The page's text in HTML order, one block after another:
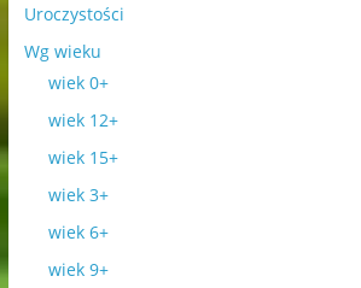
Uroczystości
Wg wieku
wiek 0+
wiek 12+
wiek 15+
wiek 3+
wiek 6+
wiek 9+